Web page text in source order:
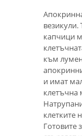
везикули.
капчици
към
и имат
клетъчна
клетките
Готовите